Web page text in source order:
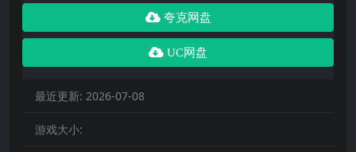
夸克网盘
UC网盘
最近更新: 2026-07-08
游戏大小: